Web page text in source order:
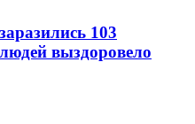
103
выздоровело